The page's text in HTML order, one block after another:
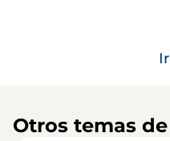
Otros temas